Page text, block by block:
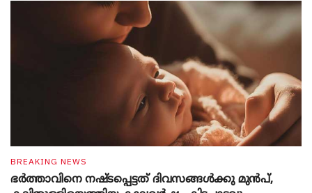
BREAKING NEWS
ഭർത്താവിനെ നഷ്ടപ്പെട്ടത് ദിവസങ്ങൾക്കു മുൻപ്,